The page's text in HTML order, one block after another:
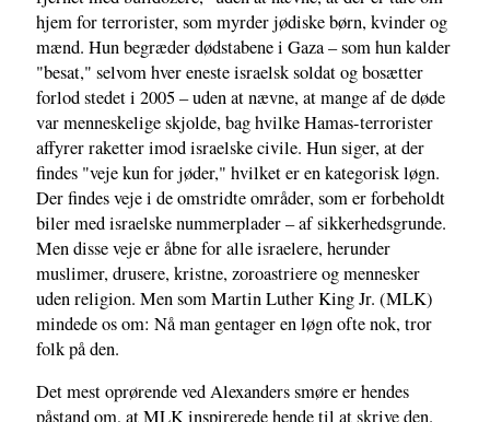
hjem for terrorister, som myrder jødiske børn, kvinder og
mænd. Hun begræder dødstabene i Gaza – som hun kalder
"besat," selvom hver eneste israelsk soldat og bosætter
forlod stedet i 2005 – uden at nævne, at mange af de døde
var menneskelige skjolde, bag hvilke Hamas-terrorister
affyrer raketter imod israelske civile. Hun siger, at der
findes "veje kun for jøder," hvilket er en kategorisk løgn.
Der findes veje i de omstridte områder, som er forbeholdt
biler med israelske nummerplader – af sikkerhedsgrunde.
Men disse veje er åbne for alle israelere, herunder
muslimer, drusere, kristne, zoroastriere og mennesker
uden religion. Men som Martin Luther King Jr. (MLK)
mindede os om: Nå man gentager en løgn ofte nok, tror
folk på den.
Det mest oprørende ved Alexanders smøre er hendes
påstand om, at MLK inspirerede hende til at skrive den.